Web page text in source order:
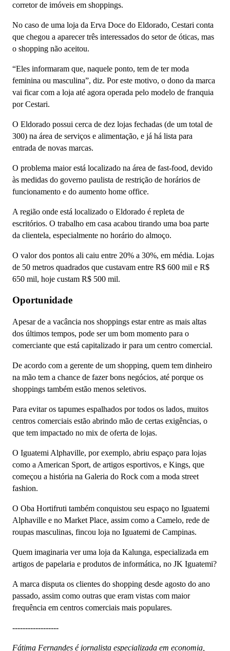
corretor de imóveis em shoppings.
No caso de uma loja da Erva Doce do Eldorado, Cestari conta
que chegou a aparecer três interessados do setor de óticas, mas
o shopping não aceitou.
“Eles informaram que, naquele ponto, tem de ter moda
feminina ou masculina”, diz. Por este motivo, o dono da marca
vai ficar com a loja até agora operada pelo modelo de franquia
por Cestari.
O Eldorado possui cerca de dez lojas fechadas (de um total de
300) na área de serviços e alimentação, e já há lista para
entrada de novas marcas.
O problema maior está localizado na área de fast-food, devido
às medidas do governo paulista de restrição de horários de
funcionamento e do aumento home office.
A região onde está localizado o Eldorado é repleta de
escritórios. O trabalho em casa acabou tirando uma boa parte
da clientela, especialmente no horário do almoço.
O valor dos pontos ali caiu entre 20% a 30%, em média. Lojas
de 50 metros quadrados que custavam entre R$ 600 mil e R$
650 mil, hoje custam R$ 500 mil.
Oportunidade
Apesar de a vacância nos shoppings estar entre as mais altas
dos últimos tempos, pode ser um bom momento para o
comerciante que está capitalizado ir para um centro comercial.
De acordo com a gerente de um shopping, quem tem dinheiro
na mão tem a chance de fazer bons negócios, até porque os
shoppings também estão menos seletivos.
Para evitar os tapumes espalhados por todos os lados, muitos
centros comerciais estão abrindo mão de certas exigências, o
que tem impactado no mix de oferta de lojas.
O Iguatemi Alphaville, por exemplo, abriu espaço para lojas
como a American Sport, de artigos esportivos, e Kings, que
começou a história na Galeria do Rock com a moda street
fashion.
O Oba Hortifruti também conquistou seu espaço no Iguatemi
Alphaville e no Market Place, assim como a Camelo, rede de
roupas masculinas, fincou loja no Iguatemi de Campinas.
Quem imaginaria ver uma loja da Kalunga, especializada em
artigos de papelaria e produtos de informática, no JK Iguatemi?
A marca disputa os clientes do shopping desde agosto do ano
passado, assim como outras que eram vistas com maior
frequência em centros comerciais mais populares.
------------------
Fátima Fernandes é jornalista especializada em economia,